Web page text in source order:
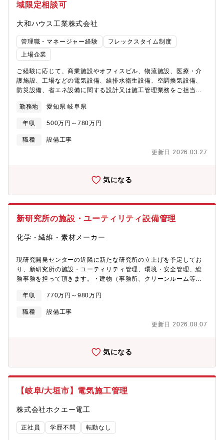
地のコンダクターに対する生産指示や生産状況の確認、生産能力
【配属部門】事業推進部（109名） 生産管理G（68名）【業務の
魅力】・世界規模で需要の高い半導体の最前線で、コンダクター
としてサプライチェーンを回すダイナミズムを経験できます・完
成されたラインの維持・管理だけでなく、最先端のスマートファ
クトリーを構築し、最適化する希少なキャリアを築けます・自社
で開発したシステムを活用しビッグデータやデジタルツインを駆
使したデータドリブンな環境で、市場価値の高い「IT×生産管理」
のスキルが身に付きます【企業の特徴／魅力】同社は、安定した
DPFの2つの製品で世界トップクラスのシェアを誇っています。社
会に貢献する製品を取り扱いつつ、社員一人ひとりが主体的に課
す。また、社員の働きやすさを大切にし、平均的な残業時間は月
20～30時間程度となっており、年次有給休暇も年間15日程度取得
域限定相談可
大和ハウス工業株式会社
管理職・マネージャー経験
フレックスタイム制度
上場企業
ご経験に応じて、商業施設やオフィスビル、物流施設、医療・介
護施設、工場などの電気設備、給排水衛生設備、空調換気設備、
防災設備、省エネ設備に関する設計又は施工管理業務をご担当い
畿、中国、四国、九州、沖縄など全国の事業所 （希望考慮しま
す）※地域限定社員の処遇もあります。≪中部エリアの事業所一
≫https://www.daiwahouse.co.jp/officeHP/chubu/index.asp【技
https://www.daiwahouse.co.jp/recruit/student/index.html
勤務地 愛知県 岐阜県
年収 500万円～780万円
職種
設備工事
更新日 2026.03.27
気になる
新研究所の施設・ユーティリティ設備管理
化学・繊維・素材メーカー
現研究開発センターの近隣に新たな研究所の立上げを予定してお
り、新研究所の施設・ユーティリティ管理、環境・安全管理、総
務事務を担って頂きます。・建物（事務所、クリーンルーム等）
管理・開発関連設備（実験機器、実験室等）の導入に関わる支
援・施設内の安全衛生、環境・省エネに関する活動の推進、法規
対応、委員会の事務局運営・納品・出荷管理、総務事務・配下メ
ンバー（3名程度）のチーム運営、業務進捗管理なお設備工事・メ
年収 770万円～980万円
職種
設備工事
更新日 2026.08.07
気になる
【岐阜/大垣市】電気施工管理
株式会社ホクエー電工
正社員 学歴不問 転勤なし